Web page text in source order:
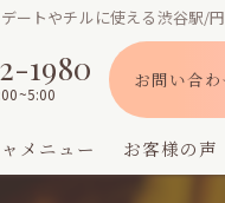
デートやチルに使える渋谷駅/
1980 お問い合
メニュー お客様の声